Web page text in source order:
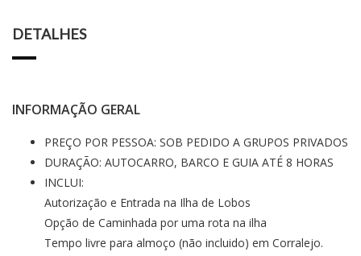
DETALHES
INFORMAÇÃO GERAL
PREÇO POR PESSOA: SOB PEDIDO A GRUPOS PRIVADOS
DURAÇÃO: AUTOCARRO, BARCO E GUIA ATÉ 8 HORAS
INCLUI:
Autorização e Entrada na Ilha de Lobos
Opção de Caminhada por uma rota na ilha
Tempo livre para almoço (não incluido) em Corralejo.